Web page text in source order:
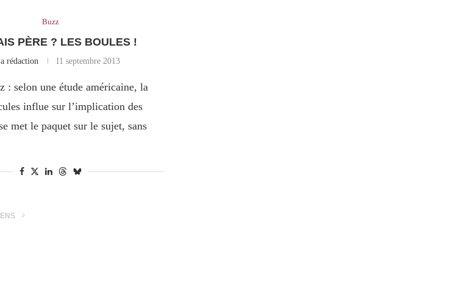
Buzz
PÈRE ? LES BOULES !
rédaction 11 septembre 2013
: selon une étude américaine, la
influe sur l’implication des
met le paquet sur le sujet, sans